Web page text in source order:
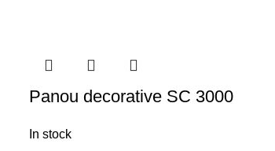
Panou decorative SC 3000
In stock